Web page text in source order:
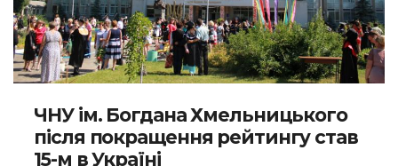
ЧНУ ім. Богдана Хмельницького
після покращення рейтингу став
15-м в Україні